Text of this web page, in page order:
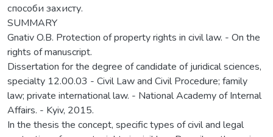
способи захисту.
SUMMARY
Gnativ O.B. Protection of property rights in civil law. - On the
rights of manuscript.
Dissertation for the degree of candidate of juridical sciences,
specialty 12.00.03 - Civil Law and Civil Procedure; family
law; private international law. - National Academy of Internal
Affairs. - Kyiv, 2015.
In the thesis the concept, specific types of civil and legal